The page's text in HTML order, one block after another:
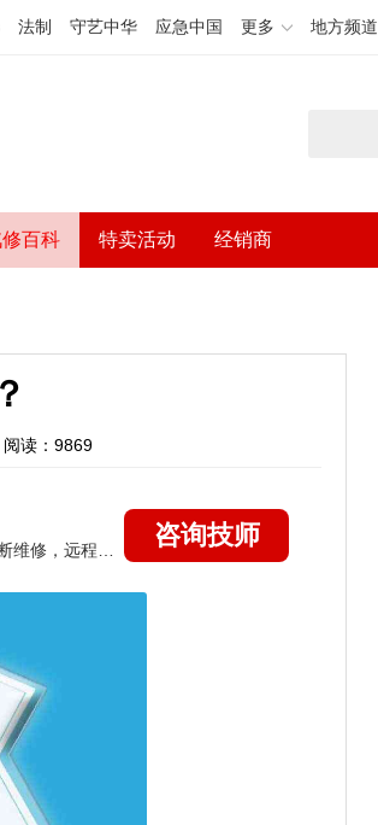
法制 守艺中华 应急中国 更多 地方频道
百科 特卖活动 经销商
阅读：9869
咨询技师